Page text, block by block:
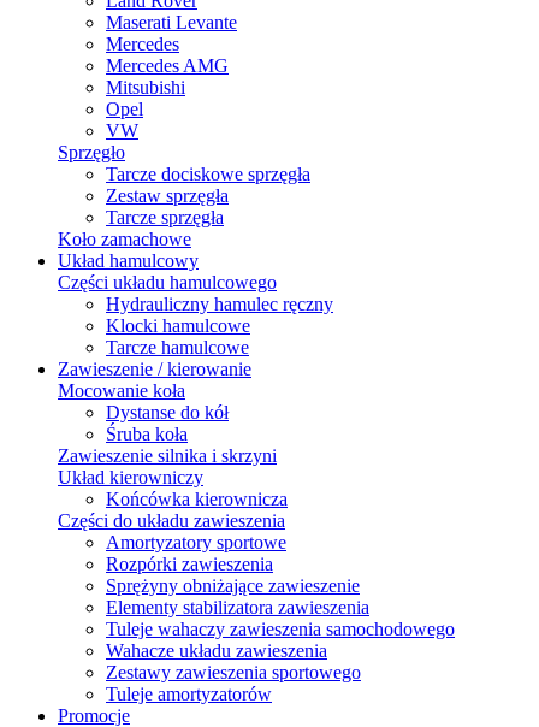
Maserati Levante
Mercedes
Mercedes AMG
Mitsubishi
Opel
VW
Sprzęgło
Tarcze dociskowe sprzęgła
Zestaw sprzęgła
Tarcze sprzęgła
Koło zamachowe
Układ hamulcowy
Części układu hamulcowego
Hydrauliczny hamulec ręczny
Klocki hamulcowe
Tarcze hamulcowe
Zawieszenie / kierowanie
Mocowanie koła
Dystanse do kół
Śruba koła
Zawieszenie silnika i skrzyni
Układ kierowniczy
Końcówka kierownicza
Części do układu zawieszenia
Amortyzatory sportowe
Rozpórki zawieszenia
Sprężyny obniżające zawieszenie
Elementy stabilizatora zawieszenia
Tuleje wahaczy zawieszenia samochodowego
Wahacze układu zawieszenia
Zestawy zawieszenia sportowego
Tuleje amortyzatorów
Promocje